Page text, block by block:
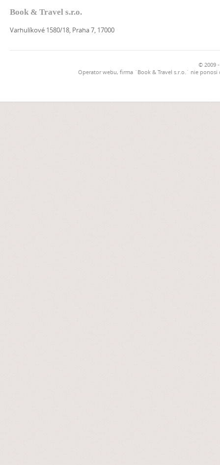
Book & Travel s.r.o.
Varhulíkové 1580/18, Praha 7, 17000
© 2009
Operator webu, firma `Book & Travel s.r.o.` nie